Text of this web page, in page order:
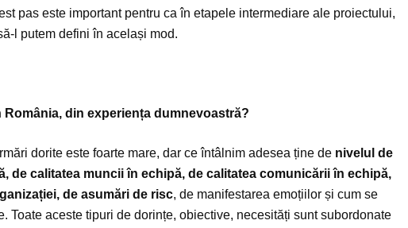
pas este important pentru ca în etapele intermediare ale proiectului,
l putem defini în același mod.
din experiența dumnevoastră?
dorite este foarte mare, dar ce întâlnim adesea ține de nivelul de
de calitatea muncii în echipă, de calitatea comunicării în echipă,
de asumări de risc, de manifestarea emoțiilor și cum se
Toate aceste tipuri de dorințe, obiective, necesități sunt subordonate